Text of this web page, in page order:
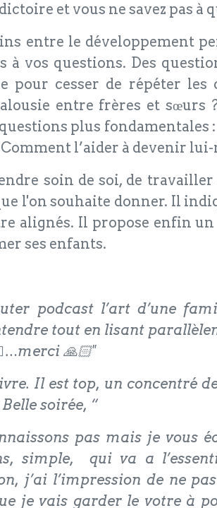
et vous ne savez pas à
entre le développement
à vos questions. Des
cesser de répéter les
entre frères et sœurs
plus
l’aider à devenir lui-
soin de soi, de
l'on souhaite donner. Il
alignés. Il propose enfin
ses enfants.
podcast l’art d’une
tout en lisant
🙏🏻"
Il est top, un concentré
soirée, “
pas mais je
simple, qui va a
j’ai l’impression de ne
je vais garder le votre à